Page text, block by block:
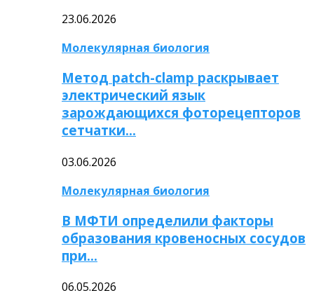
23.06.2026
Молекулярная биология
Метод patch-clamp раскрывает
электрический язык
зарождающихся фоторецепторов
сетчатки…
03.06.2026
Молекулярная биология
В МФТИ определили факторы
образования кровеносных сосудов
при…
06.05.2026